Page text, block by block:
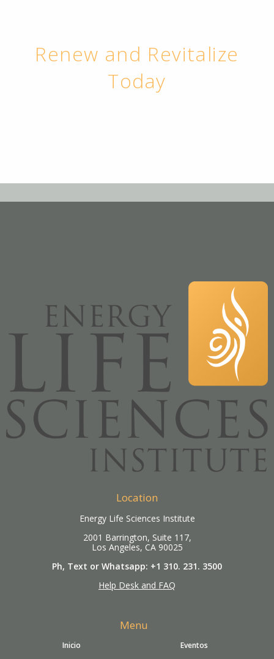
Renew and Revitalize
Today
Location
Energy Life Sciences Institute
2001 Barrington, Suite 117,
Los Angeles, CA 90025
Ph, Text or Whatsapp: +1 310. 231. 3500
Help Desk and FAQ
Menu
Inicio
Eventos